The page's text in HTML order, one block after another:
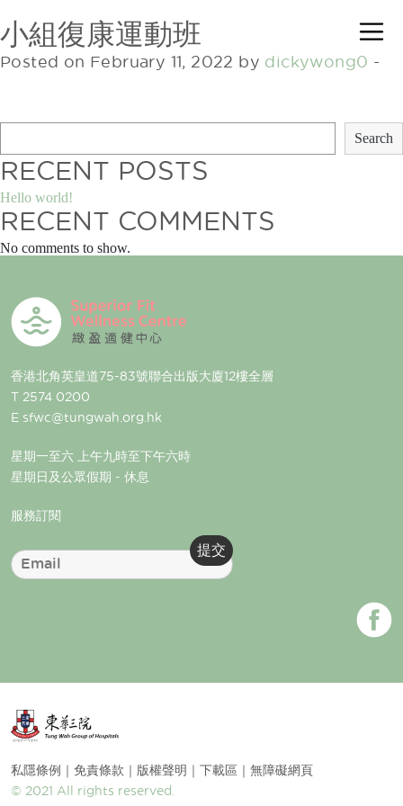
小組復康運動班
Posted on February 11, 2022 by dickywong0 -
Search
RECENT POSTS
Hello world!
RECENT COMMENTS
No comments to show.
香港北角英皇道75-83號聯合出版大廈12樓全層
T 2574 0200
E sfwc@tungwah.org.hk
星期一至六 上午九時至下午六時
星期日及公眾假期 - 休息
服務訂閱
私隱條例｜免責條款｜版權聲明｜下載區｜無障礙網頁
© 2021 All rights reserved.